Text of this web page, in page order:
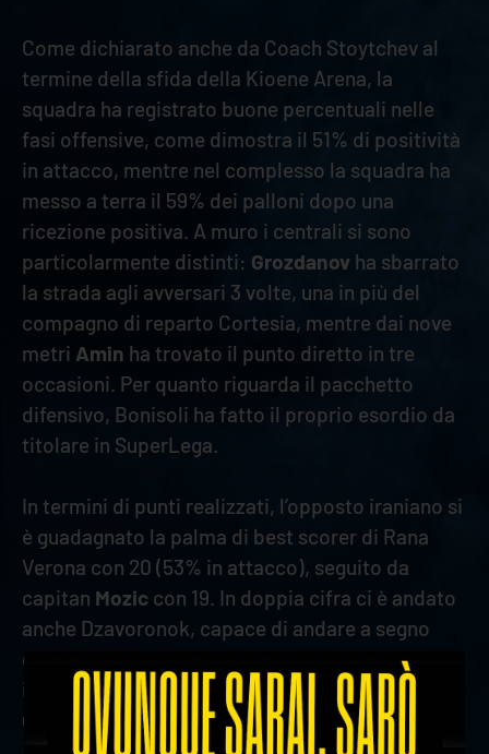
Come dichiarato anche da Coach Stoytchev al
termine della sfida della Kioene Arena, la
squadra ha registrato buone percentuali nelle
fasi offensive, come dimostra il 51% di positività
in attacco, mentre nel complesso la squadra ha
messo a terra il 59% dei palloni dopo una
ricezione positiva. A muro i centrali si sono
particolarmente distinti: Grozdanov ha sbarrato
la strada agli avversari 3 volte, una in più del
compagno di reparto Cortesia, mentre dai nove
metri Amin ha trovato il punto diretto in tre
occasioni. Per quanto riguarda il pacchetto
difensivo, Bonisoli ha fatto il proprio esordio da
titolare in SuperLega.
In termini di punti realizzati, l’opposto iraniano si
è guadagnato la palma di best scorer di Rana
Verona con 20 (53% in attacco), seguito da
capitan Mozic con 19. In doppia cifra ci è andato
anche Dzavoronok, capace di andare a segno
dodici volte. Dopo due turni di assenza, invece,
in cabina di regia è tornato Spirito, che in
un’occasione è finito sul tabellino dei marcatori.